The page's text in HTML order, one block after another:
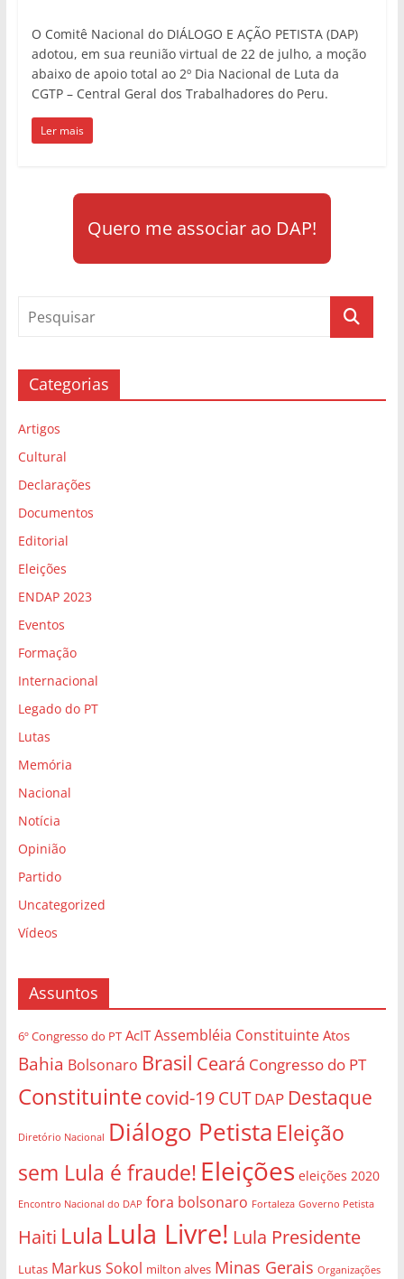
O Comitê Nacional do DIÁLOGO E AÇÃO PETISTA (DAP)
adotou, em sua reunião virtual de 22 de julho, a moção
abaixo de apoio total ao 2º Dia Nacional de Luta da
CGTP – Central Geral dos Trabalhadores do Peru.
Ler mais
Quero me associar ao DAP!
Categorias
Artigos
Cultural
Declarações
Documentos
Editorial
Eleições
ENDAP 2023
Eventos
Formação
Internacional
Legado do PT
Lutas
Memória
Nacional
Notícia
Opinião
Partido
Uncategorized
Vídeos
Assuntos
6º Congresso do PT AcIT Assembléia Constituinte Atos
Bahia Bolsonaro Brasil Ceará Congresso do PT
Constituintecovid-19CUT DAP Destaque
Diretório Nacional Diálogo Petista Eleição
sem Lula é fraude! Eleições eleições 2020
Encontro Nacional do DAP fora bolsonaro Fortaleza Governo Petista
Haiti Lula Lula Livre! Lula Presidente
Lutas Markus Sokol milton alves Minas Gerais Organizações